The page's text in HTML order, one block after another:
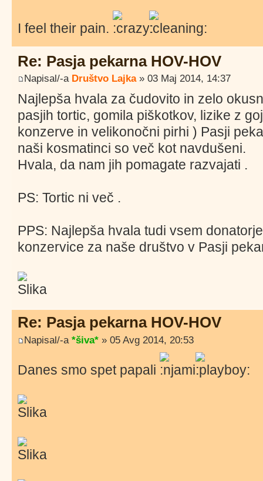
I feel their pain.
Re: Pasja pekarna HOV-HOV
Napisal/-a Društvo Lajka» 03 Maj 2014, 14:37
Najlepša hvala za čudovito in zelo
pasjih tortic, gomila piškotkov, lizike z
konzerve in velikonočni pirhi ) Pasji
naši kosmatinci so več kot navdušeni.
Hvala, da nam jih pomagate razvajati .
PS: Tortic ni več .
PPS: Najlepša hvala tudi vsem
konzervice za naše društvo v Pasji
Re: Pasja pekarna HOV-HOV
Napisal/-a *šiva* » 05 Avg 2014, 20:53
Danes smo spet papali